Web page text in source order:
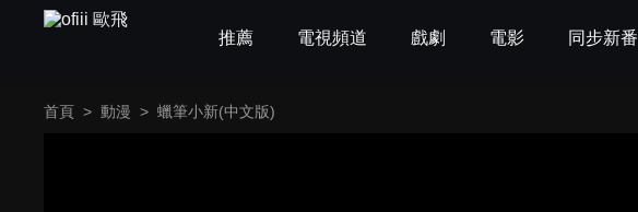
推薦 電視頻道 戲劇 電影 同步新番
首頁 > 動漫 > 蠟筆小新(中文版)